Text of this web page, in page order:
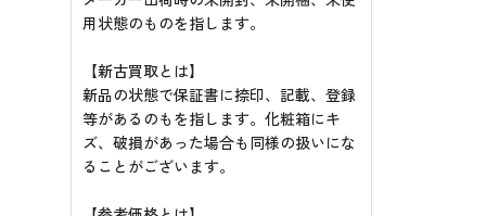
用状態のものを指します。
【新古買取とは】
新品の状態で保証書に捺印、記載、登録
等があるのもを指します。化粧箱にキ
ズ、破損があった場合も同様の扱いにな
ることがございます。